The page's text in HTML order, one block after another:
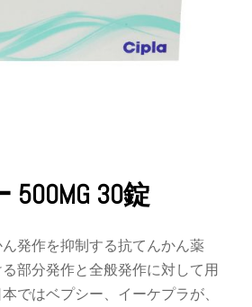
30錠
発作を抑制する抗てんかん薬
部分発作と全般発作に対して用
ではベプシー、イーケプラが、